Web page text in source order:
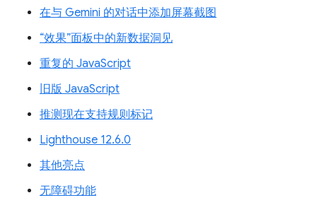
在与 Gemini 的对话中添加屏幕截图
“效果”面板中的新数据洞见
重复的 JavaScript
旧版 JavaScript
推测现在支持规则标记
Lighthouse 12.6.0
其他亮点
无障碍功能